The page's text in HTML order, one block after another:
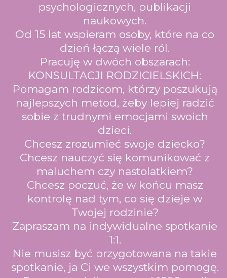
psychologicznych, publikacji
naukowych.
Od 15 lat wspieram osoby, które na co
dzień łączą wiele ról.
Pracuję w dwóch obszarach:
KONSULTACJI RODZICIELSKICH:
Pomagam rodzicom, którzy poszukują
najlepszych metod, żeby lepiej radzić
sobie z trudnymi emocjami swoich
dzieci.
Chcesz zrozumieć swoje dziecko?
Chcesz nauczyć się komunikować z
maluchem czy nastolatkiem?
Chcesz poczuć, że w końcu masz
kontrolę nad tym, co się dzieje w
Twojej rodzinie?
Zapraszam na indywidualne spotkanie
1:1.
Nie musisz być przygotowana na takie
spotkanie, ja Ci we wszystkim pomogę.